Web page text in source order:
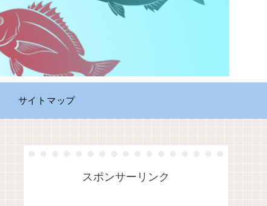
サイトマップ
スポンサーリンク